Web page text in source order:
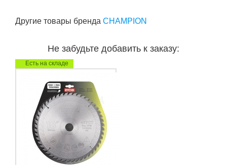
Другие товары бренда CHAMPION
Не забудьте добавить к заказу:
Есть на складе